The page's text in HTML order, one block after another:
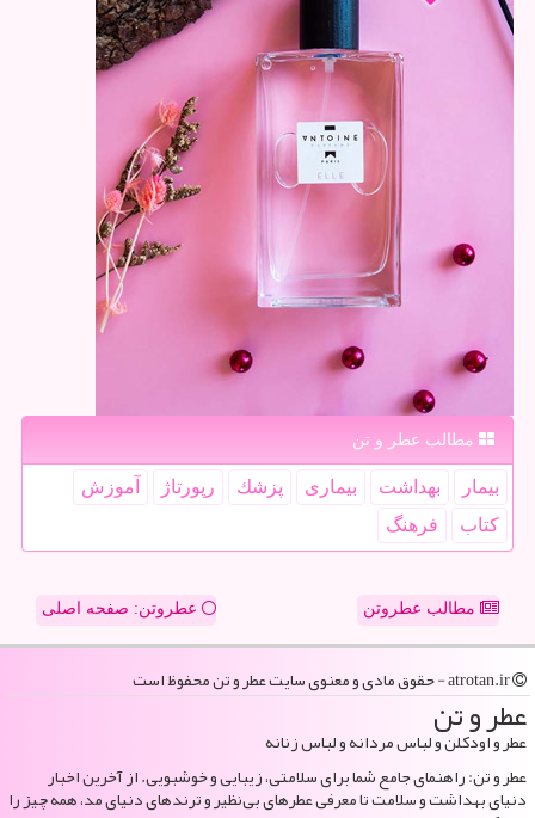
مطالب عطر و تن
بیمار بهداشت بیماری پزشك رپورتاژ
آموزش
كتاب
فرهنگ
مطالب عطروتن عطروتن: صفحه اصلی
عطر و تن
عطر و اودکلن و لباس مردانه و لباس زنانه
عطر و تن: راهنمای جامع شما برای سلامتی، زیبایی و خوشبویی. از آخرین اخبار
دنیای بهداشت و سلامت تا معرفی عطرهای بی‌نظیر و ترندهای دنیای مد، همه چیز را